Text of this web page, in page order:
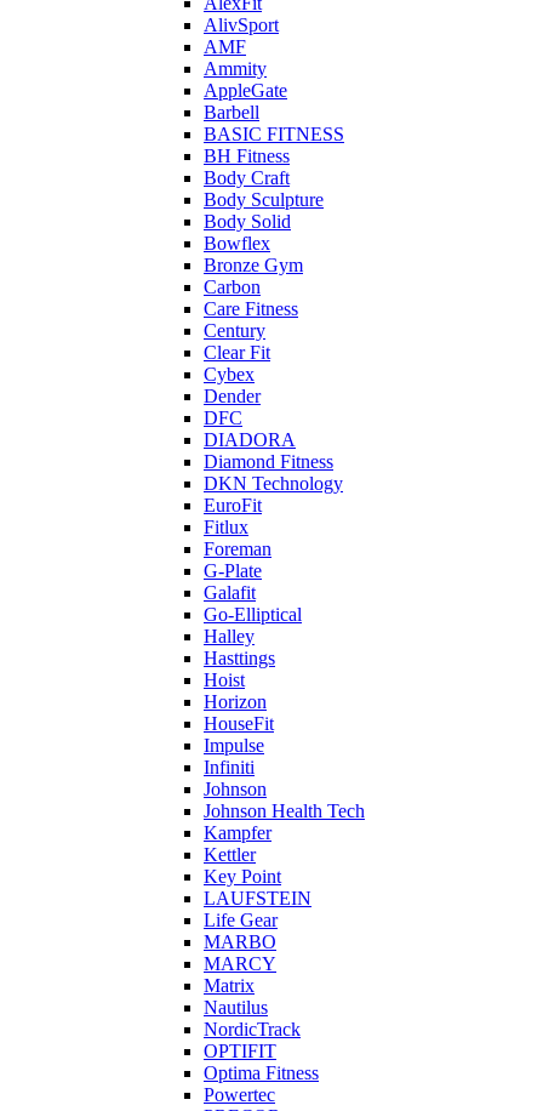
AlivSport
AMF
Ammity
AppleGate
Barbell
BASIC FITNESS
BH Fitness
Body Craft
Body Sculpture
Body Solid
Bowflex
Bronze Gym
Carbon
Care Fitness
Century
Clear Fit
Cybex
Dender
DFC
DIADORA
Diamond Fitness
DKN Technology
EuroFit
Fitlux
Foreman
G-Plate
Galafit
Go-Elliptical
Halley
Hasttings
Hoist
Horizon
HouseFit
Impulse
Infiniti
Johnson
Johnson Health Tech
Kampfer
Kettler
Key Point
LAUFSTEIN
Life Gear
MARBO
MARCY
Matrix
Nautilus
NordicTrack
OPTIFIT
Optima Fitness
Powertec